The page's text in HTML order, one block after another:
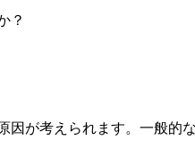
？
が考えられます。一般的